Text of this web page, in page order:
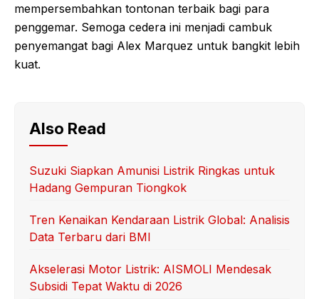
mempersembahkan tontonan terbaik bagi para
penggemar. Semoga cedera ini menjadi cambuk
penyemangat bagi Alex Marquez untuk bangkit lebih
kuat.
Also Read
Suzuki Siapkan Amunisi Listrik Ringkas untuk
Hadang Gempuran Tiongkok
Tren Kenaikan Kendaraan Listrik Global: Analisis
Data Terbaru dari BMI
Akselerasi Motor Listrik: AISMOLI Mendesak
Subsidi Tepat Waktu di 2026